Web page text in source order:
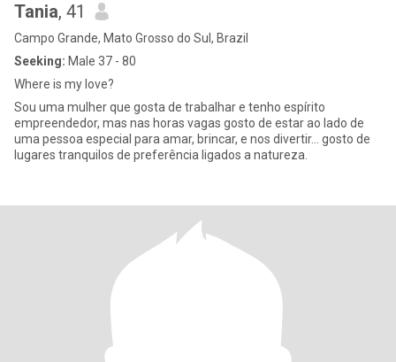
Tania, 41
Campo Grande, Mato Grosso do Sul, Brazil
Seeking: Male 37 - 80
Where is my love?
Sou uma mulher que gosta de trabalhar e tenho espírito
empreendedor, mas nas horas vagas gosto de estar ao lado de
uma pessoa especial para amar, brincar, e nos divertir... gosto de
lugares tranquilos de preferência ligados a natureza.